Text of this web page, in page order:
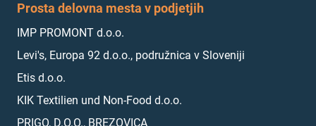
Prosta delovna mesta v podjetjih
IMP PROMONT d.o.o.
Levi's, Europa 92 d.o.o., podružnica v Sloveniji
Etis d.o.o.
KIK Textilien und Non-Food d.o.o.
PRIGO, D.O.O., BREZOVICA